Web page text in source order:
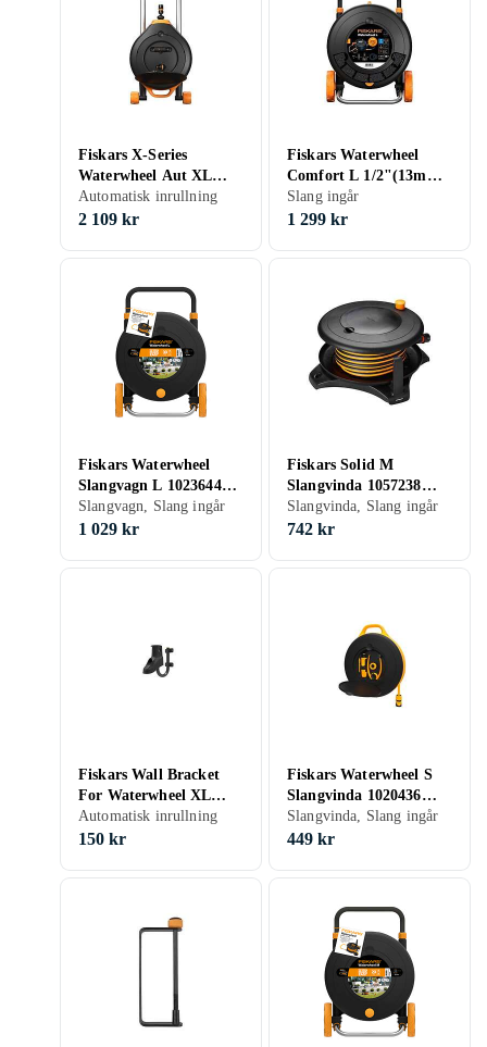
Fiskars X-Series
Waterwheel Aut XL
wheels 27m Q3
Automatisk inrullning
2 109 kr
Fiskars Waterwheel
Comfort L 1/2"(13mm)
30m
Slang ingår
1 299 kr
Fiskars Waterwheel
Slangvagn L 1023644
(30m Slang)
Slangvagn, Slang ingår
1 029 kr
Fiskars Solid M
Slangvinda 1057238
(20m Slang)
Slangvinda, Slang ingår
742 kr
Fiskars Wall Bracket
For Waterwheel XL
1027095
Automatisk inrullning
150 kr
Fiskars Waterwheel S
Slangvinda 1020436
(15m Slang)
Slangvinda, Slang ingår
449 kr